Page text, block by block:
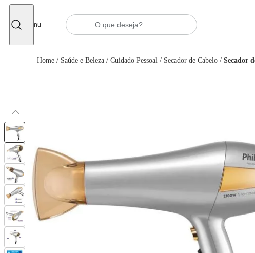
Menu
Home / Saúde e Beleza / Cuidado Pessoal / Secador de Cabelo / Secador